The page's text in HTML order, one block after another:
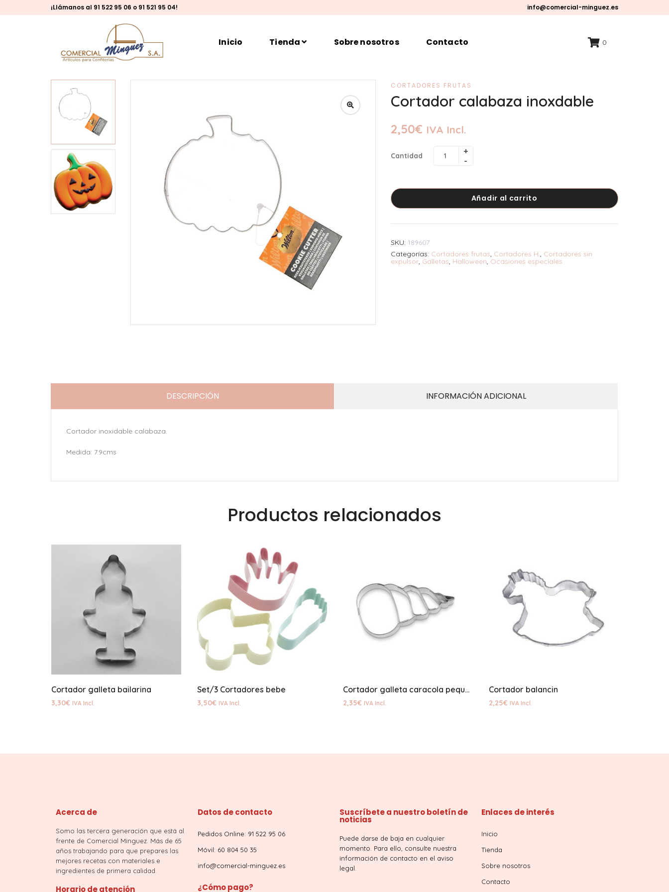
¡Llámanos al 91 522 95 06 o 91 521 95 04! info@comercial-minguez.es
Inicio Tienda Sobre nosotros Contacto 0
CORTADORES FRUTAS
Cortador calabaza inoxdable
2,50€ IVA Incl.
Cantidad
Añadir al carrito
SKU: 189607
Categorías: Cortadores frutas, Cortadores H., Cortadores sin
expulsor, Galletas, Halloween, Ocasiones especiales
DESCRIPCIÓN INFORMACIÓN ADICIONAL
Cortador inoxidable calabaza.
Medida: 7.9cms
Productos relacionados
Cortador galleta bailarina
3,30€ IVA Incl.
Set/3 Cortadores bebe
3,50€ IVA Incl.
Cortador galleta caracola pequeña
2,35€ IVA Incl.
Cortador balancin
2,25€ IVA Incl.
Acerca de
Somo las tercera generación que está al
frente de Comercial Minguez. Más de 65
años trabajando para que prepares las
mejores recetas con materiales e
ingredientes de primera calidad.
Horario de atención
Datos de contacto
Pedidos Online: 91 522 95 06
Móvil: 60 804 50 35
info@comercial-minguez.es
¿Cómo pago?
Suscríbete a nuestro boletín de
noticias
Puede darse de baja en cualquier
momento. Para ello, consulte nuestra
información de contacto en el aviso
legal.
Enlaces de interés
Inicio
Tienda
Sobre nosotros
Contacto